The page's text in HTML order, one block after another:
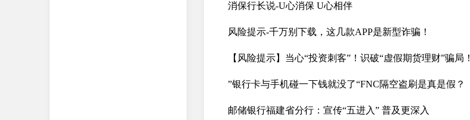
消保行长说-U心消保 U心相伴
风险提示-千万别下载，这几款APP是新型诈骗！
【风险提示】当心“投资刺客”！识破“虚假期货理财”骗局！
”银行卡与手机碰一下钱就没了“FNC隔空盗刷是真是假？
邮储银行福建省分行：宣传“五进入” 普及更深入